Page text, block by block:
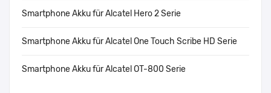
Smartphone Akku für Alcatel Hero 2 Serie
Smartphone Akku für Alcatel One Touch Scribe HD Serie
Smartphone Akku für Alcatel OT-800 Serie